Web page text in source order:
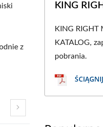
z
KING
KING RIGHT
KATALOG,
pobrania.
ŚCIĄGNIJ